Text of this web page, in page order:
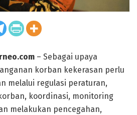
– Sebagai upaya
korban kekerasan perlu
melalui regulasi peraturan,
koordinasi, monitoring
melakukan pencegahan,